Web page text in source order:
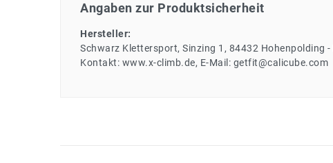
Angaben zur Produktsicherheit
Hersteller:
Schwarz Klettersport Sinzing 1 84432 Hohenpolding
Kontakt: www.x-climb.de E-Mail: getfit@calicube.com